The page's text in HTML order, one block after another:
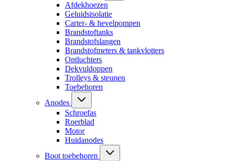
Afdekhoezen
Geluidsisolatie
Carter- & hevelpompen
Brandstoftanks
Brandstofslangen
Brandstofmeters & tankvlotters
Ontluchters
Dekvuldoppen
Trolleys & steunen
Toebehoren
Anodes
Schroefas
Roerblad
Motor
Huidanodes
Boot toebehoren